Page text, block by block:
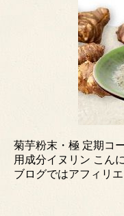
菊芋粉末・極 定期コ
用成分イヌリン こん
ブログではアフィリ